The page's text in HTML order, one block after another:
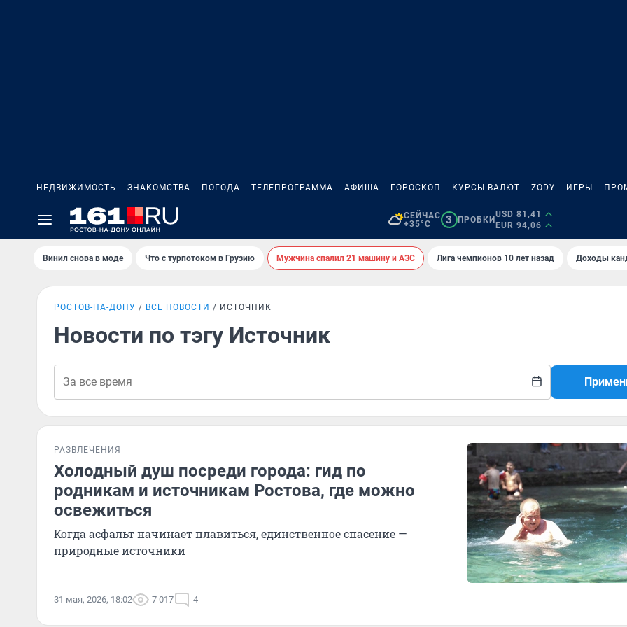
НЕДВИЖИМОСТЬ ЗНАКОМСТВА ПОГОДА ТЕЛЕПРОГРАММА АФИША ГОРОСКОП КУРСЫ ВАЛЮТ ZODY ИГРЫ
СЕЙЧАС
+35°C
3 ПРОБКИ
USD 81,41
EUR 94,06
Винил снова в моде Что с турпотоком в Грузию Мужчина спалил 21 машину и АЗС Лига чемпионов 10 лет назад Доходы
РОСТОВ-НА-ДОНУ ВСЕ НОВОСТИ ИСТОЧНИК
Новости по тэгу Источник
РАЗВЛЕЧЕНИЯ
Холодный душ посреди города: гид по
родникам и источникам Ростова, где можно
освежиться
Когда асфальт начинает плавиться, единственное спасение —
природные источники
31 мая, 2026, 18:02 7 017 4